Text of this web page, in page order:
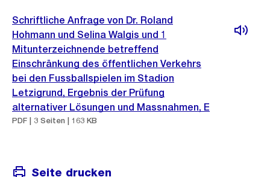
Schriftliche Anfrage von Dr. Roland
Hohmann und Selina Walgis und 1
Mitunterzeichnende betreffend
Einschränkung des öffentlichen Verkehrs
bei den Fussballspielen im Stadion
Letzigrund, Ergebnis der Prüfung
alternativer Lösungen und Massnahmen, E
PDF | 3 Seiten | 163 KB
Seite drucken